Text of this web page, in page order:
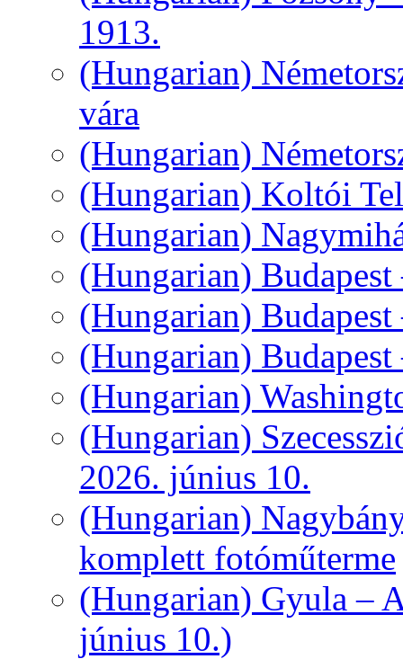
1913.
(Hungarian)
vára
(Hungarian)
(Hungarian) Koltói
(Hungarian)
(Hungarian)
(Hungarian)
(Hungarian)
(Hungarian)
(Hungarian)
2026. június 10.
(Hungarian)
komplett fotóműterme
(Hungarian) Gyula –
június 10.)